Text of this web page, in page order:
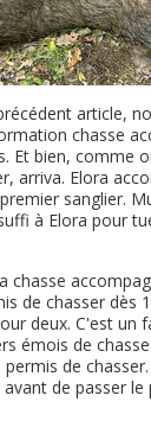
article,
chasse
Et bien, comme
arriva. Elora
sanglier.
à Elora pour
chasse
de chasser dès
deux. C'est un
émois de
de
de passer